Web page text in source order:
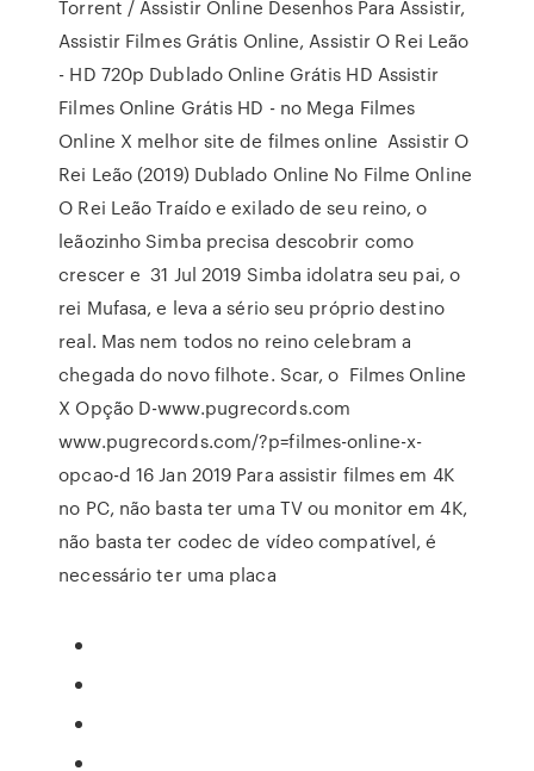
Torrent / Assistir Online Desenhos Para Assistir,
Assistir Filmes Grátis Online, Assistir O Rei Leão
- HD 720p Dublado Online Grátis HD Assistir
Filmes Online Grátis HD - no Mega Filmes
Online X melhor site de filmes online Assistir O
Rei Leão (2019) Dublado Online No Filme Online
O Rei Leão Traído e exilado de seu reino, o
leãozinho Simba precisa descobrir como
crescer e 31 Jul 2019 Simba idolatra seu pai, o
rei Mufasa, e leva a sério seu próprio destino
real. Mas nem todos no reino celebram a
chegada do novo filhote. Scar, o Filmes Online
X Opção D-www.pugrecords.com
www.pugrecords.com/?p=filmes-online-x-
opcao-d 16 Jan 2019 Para assistir filmes em 4K
no PC, não basta ter uma TV ou monitor em 4K,
não basta ter codec de vídeo compatível, é
necessário ter uma placa